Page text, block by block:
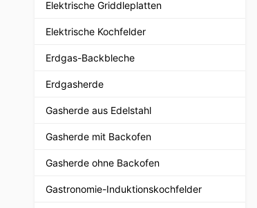
Elektrische Griddleplatten
Elektrische Kochfelder
Erdgas-Backbleche
Erdgasherde
Gasherde aus Edelstahl
Gasherde mit Backofen
Gasherde ohne Backofen
Gastronomie-Induktionskochfelder